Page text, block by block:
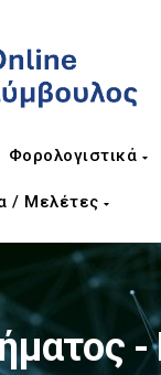
Φορολογιστικά
/ Μελέτες
-